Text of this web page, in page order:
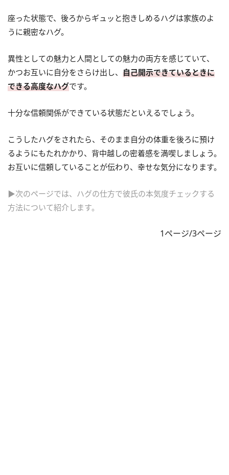
座った状態で、後ろからギュッと抱きしめるハグは家族のよ
うに親密なハグ。
異性としての魅力と人間としての魅力の両方を感じていて、
かつお互いに自分をさらけ出し、 自己開示できているときに
できる高度なハグです。
十分な信頼関係ができている状態だといえるでしょう。
こうしたハグをされたら、そのまま自分の体重を後ろに預け
るようにもたれかかり、背中越しの密着感を満喫しましょう。
お互いに信頼していることが伝わり、幸せな気分になります。
▶次のページでは、ハグの仕方で彼氏の本気度チェックする
方法について紹介します。
1ページ/3ページ